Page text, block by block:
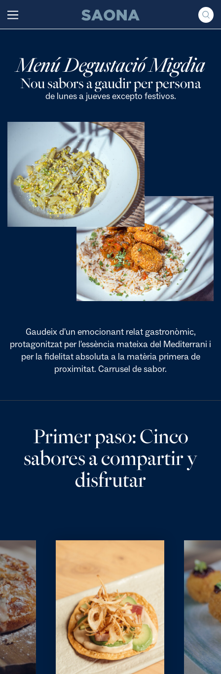
Grupo Saona
Menú Degustació Migdia
Nou sabors a gaudir per persona
de lunes a jueves excepto festivos.
Gaudeix d'un emocionant relat gastronòmic,
protagonitzat per l'essència mateixa del Mediterrani i
per la fidelitat absoluta a la matèria primera de
proximitat. Carrusel de sabor.
Primer paso: Cinco
sabores a compartir y
disfrutar